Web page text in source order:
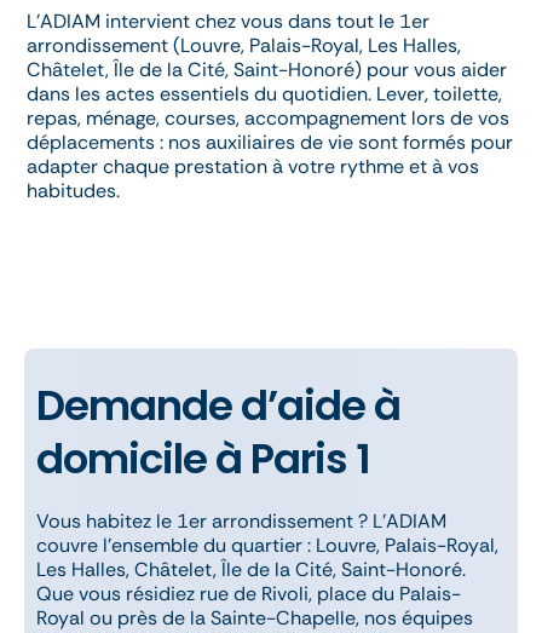
L’ADIAM intervient chez vous dans tout le 1er
arrondissement (Louvre, Palais-Royal, Les Halles,
Châtelet, Île de la Cité, Saint-Honoré) pour vous aider
dans les actes essentiels du quotidien. Lever, toilette,
repas, ménage, courses, accompagnement lors de vos
déplacements : nos auxiliaires de vie sont formés pour
adapter chaque prestation à votre rythme et à vos
habitudes.
Demande d’aide à
domicile à Paris 1
Vous habitez le 1er arrondissement ? L’ADIAM
couvre l’ensemble du quartier : Louvre, Palais-Royal,
Les Halles, Châtelet, Île de la Cité, Saint-Honoré.
Que vous résidiez rue de Rivoli, place du Palais-
Royal ou près de la Sainte-Chapelle, nos équipes